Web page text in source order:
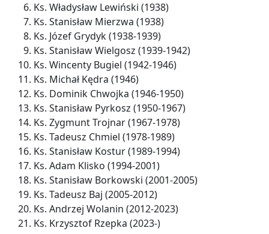
Ks. Władysław Lewiński (1938)
Ks. Stanisław Mierzwa (1938)
Ks. Józef Grydyk (1938-1939)
Ks. Stanisław Wielgosz (1939-1942)
Ks. Wincenty Bugiel (1942-1946)
Ks. Michał Kędra (1946)
Ks. Dominik Chwojka (1946-1950)
Ks. Stanisław Pyrkosz (1950-1967)
Ks. Zygmunt Trojnar (1967-1978)
Ks. Tadeusz Chmiel (1978-1989)
Ks. Stanisław Kostur (1989-1994)
Ks. Adam Klisko (1994-2001)
Ks. Stanisław Borkowski (2001-2005)
Ks. Tadeusz Baj (2005-2012)
Ks. Andrzej Wolanin (2012-2023)
Ks. Krzysztof Rzepka (2023-)